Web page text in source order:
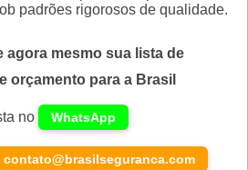
padrões rigorosos de qualidade.
agora mesmo sua lista de
orçamento para a Brasil
no
WhatsApp
contato@brasilseguranca.com